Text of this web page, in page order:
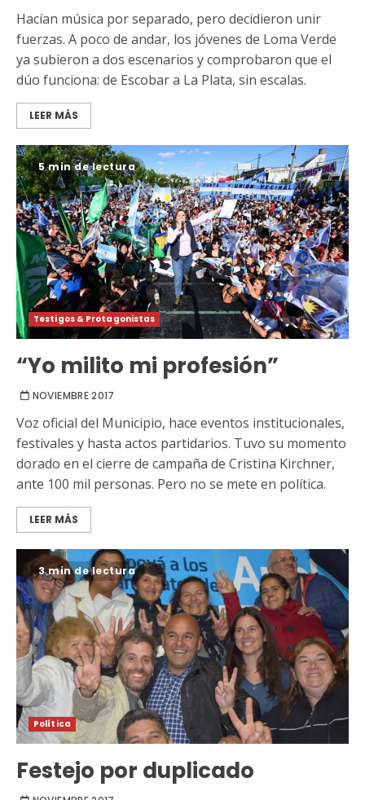
Hacían música por separado, pero decidieron unir
fuerzas. A poco de andar, los jóvenes de Loma Verde
ya subieron a dos escenarios y comprobaron que el
dúo funciona: de Escobar a La Plata, sin escalas.
LEER MÁS
5 min de lectura
Testigos & Protagonistas
“Yo milito mi profesión”
NOVIEMBRE 2017
Voz oficial del Municipio, hace eventos institucionales,
festivales y hasta actos partidarios. Tuvo su momento
dorado en el cierre de campaña de Cristina Kirchner,
ante 100 mil personas. Pero no se mete en política.
LEER MÁS
3 min de lectura
Política
Festejo por duplicado